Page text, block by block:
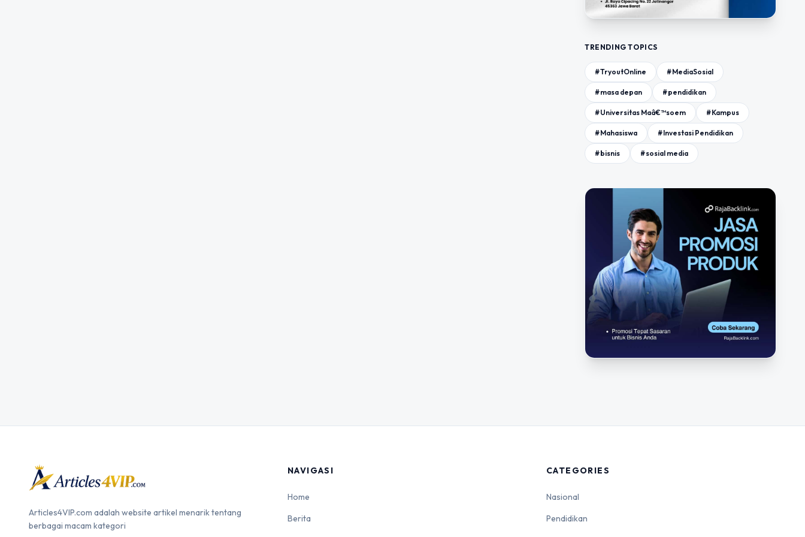
TRENDING TOPICS
#TryoutOnline #MediaSosial
#masa depan #pendidikan
#Universitas Maâ€™soem #Kampus
#Mahasiswa #Investasi Pendidikan
#bisnis #sosial media
Articles4VIP.com adalah website artikel menarik tentang
berbagai macam kategori
NAVIGASI
Home
Berita
CATEGORIES
Nasional
Pendidikan